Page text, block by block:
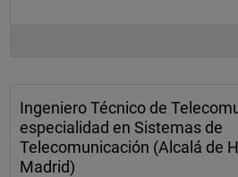
Ingeniero Técnico de
especialidad en Sistemas de
Telecomunicación (Alcalá de
Madrid)